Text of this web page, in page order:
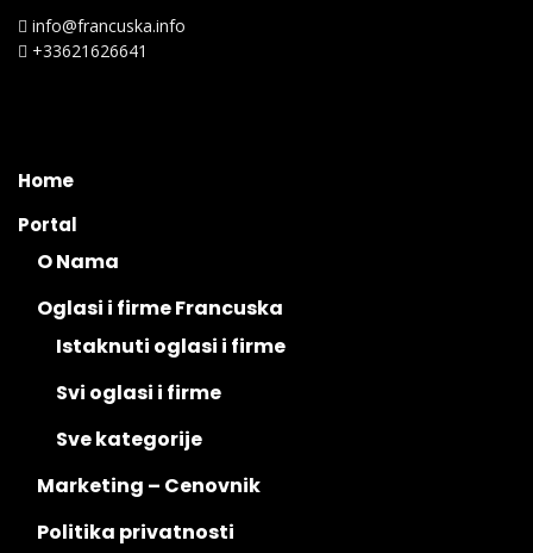
info@francuska.info
+33621626641
Home
Portal
O Nama
Oglasi i firme Francuska
Istaknuti oglasi i firme
Svi oglasi i firme
Sve kategorije
Marketing – Cenovnik
Politika privatnosti